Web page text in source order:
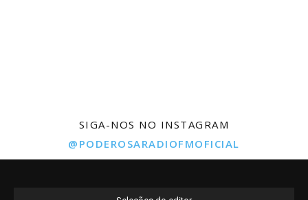
SIGA-NOS NO INSTAGRAM
@PODEROSARADIOFMOFICIAL